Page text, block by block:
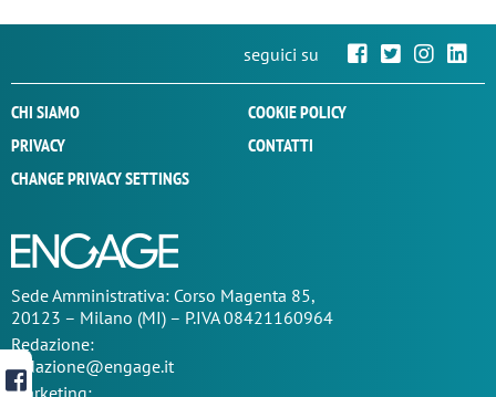
seguici su
CHI SIAMO
COOKIE POLICY
PRIVACY
CONTATTI
CHANGE PRIVACY SETTINGS
SedeAmministrativa: Corso Magenta 85,
20123 – Milano (MI) – P.IVA 08421160964
Redazione:
redazione@engage.it